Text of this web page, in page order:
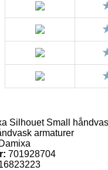
Silhouet Small
armaturer
Damixa
701928704